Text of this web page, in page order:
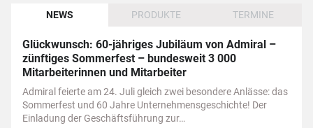
NEWS PRODUKTE TERMINE
Glückwunsch: 60-jähriges Jubiläum von Admiral –
zünftiges Sommerfest – bundesweit 3 000
Mitarbeiterinnen und Mitarbeiter
Admiral feierte am 24. Juli gleich zwei besondere Anlässe: das
Sommerfest und 60 Jahre Unternehmensgeschichte! Der
Einladung der Geschäftsführung zur…